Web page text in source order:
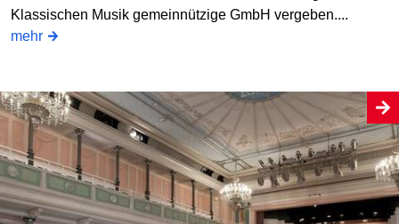
Klassischen Musik gemeinnützige GmbH vergeben....
mehr